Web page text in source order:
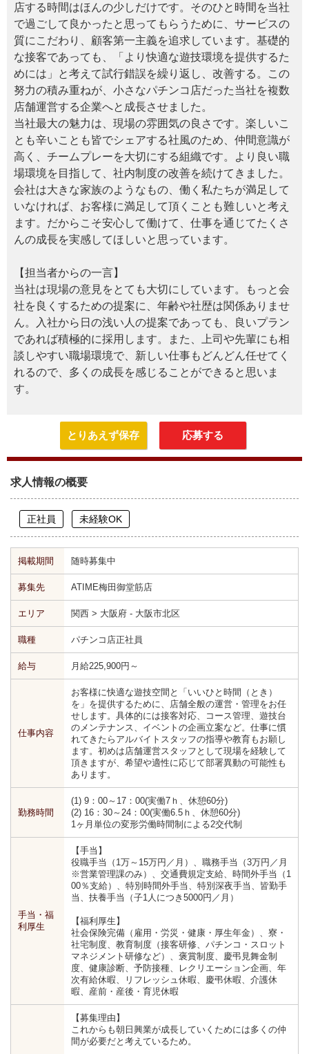
店する時間はほんの少しだけです。そのひと時間を当社
で過ごして良かったと思ってもらうために、サービスの
質にこだわり、顧客第一主義を追求しています。基礎的
な接客であっても、「より快適な遊技環境を提供するた
めには」と考えて試行錯誤を繰り返し、改善する。この
努力の積み重ねが、小さなパチンコ店だった当社を複数
店舗運営する企業へと成長させました。
当社最大の魅力は、現場の雰囲気の良さです。楽しいこ
とも辛いことも皆でシェアする社風のため、仲間意識が
高く、チームプレーを大切にする組織です。より良い職
場環境を目指して、社内制度の改善を続けてきました。
会社は大きな家族のようなもの、働く私たちが満足して
いなければ、お客様に満足して頂くことも難しいと考え
ます。だからこそ安心して働けて、仕事を通じてたくさ
んの成長を実感してほしいと思っています。
【担当者からの一言】
当社は現場の意見をとても大切にしています。もっと会
社を良くするための提案に、年齢や社歴は関係ありませ
ん。入社から日の浅い人の提案であっても、良いプラン
であれば積極的に採用します。また、上司や先輩にも相
談しやすい職場環境で、新しい仕事もどんどん任せてく
れるので、多くの成長を感じることができると思いま
す。
とりあえず保存 応募する
求人情報の概要
正社員 未経験OK
掲載期間 随時募集中
募集先 ATIME梅田御堂筋店
エリア 関西 > 大阪府 - 大阪市北区
職種 パチンコ店正社員
給与 月給225,900円～
仕事内容
お客様に快適な遊技空間と「いいひと時間（とき）
を」を提供するために、店舗全般の運営・管理をお任
せします。具体的には接客対応、コース管理、遊技台
のメンテナンス、イベントの企画立案など。仕事に慣
れてきたらアルバイトスタッフの指導や教育もお願し
ます。初めは店舗運営スタッフとして現場を経験して
頂きますが、希望や適性に応じて部署異動の可能性も
あります。
勤務時間
(1) 9：00～17：00(実働7ｈ、休憩60分)
(2) 16：30～24：00(実働6.5ｈ、休憩60分)
1ヶ月単位の変形労働時間制による2交代制
手当・福
利厚生
【手当】
役職手当（1万～15万円／月）、職務手当（3万円／月
※営業管理課のみ）、交通費規定支給、時間外手当（1
00％支給）、特別時間外手当、特別深夜手当、皆勤手
当、扶養手当（子1人につき5000円／月）
【福利厚生】
社会保険完備（雇用・労災・健康・厚生年金）、寮・
社宅制度、教育制度（接客研修、パチンコ・スロット
マネジメント研修など）、褒賞制度、慶弔見舞金制
度、健康診断、予防接種、レクリエーション企画、年
次有給休暇、リフレッシュ休暇、慶弔休暇、介護休
暇、産前・産後・育児休暇
【募集理由】
これからも朝日興業が成長していくためには多くの仲
間が必要だと考えているため。